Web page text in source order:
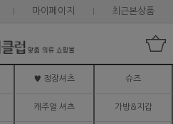
마이페이지 최근본상품
♥ 정장셔츠 슈즈
캐주얼 셔츠 가방&지갑